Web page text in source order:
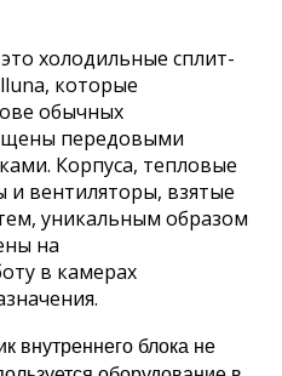
холодильные сплит-
которые
обычных
передовыми
Корпуса, тепловые
вентиляторы, взятые
уникальным образом
на
в камерах
внутреннего блока не